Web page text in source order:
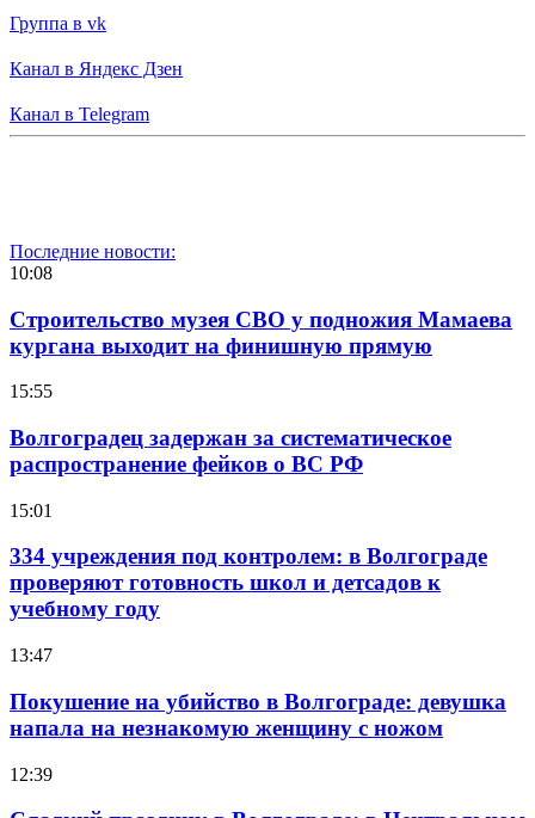
Группа в vk
Канал в Яндекс Дзен
Канал в Telegram
Последние новости:
10:08
Строительство музея СВО у подножия Мамаева
кургана выходит на финишную прямую
15:55
Волгоградец задержан за систематическое
распространение фейков о ВС РФ
15:01
334 учреждения под контролем: в Волгограде
проверяют готовность школ и детсадов к
учебному году
13:47
Покушение на убийство в Волгограде: девушка
напала на незнакомую женщину с ножом
12:39